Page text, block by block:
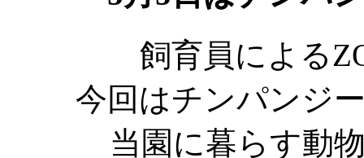
飼育員による
今回はチンパンジ
当園に暮らす動